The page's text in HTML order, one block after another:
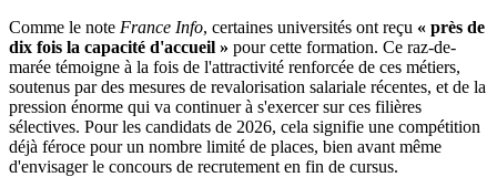
Comme le note France Info, certaines universités ont reçu « près de
dix fois la capacité d'accueil » pour cette formation. Ce raz-de-
marée témoigne à la fois de l'attractivité renforcée de ces métiers,
soutenus par des mesures de revalorisation salariale récentes, et de la
pression énorme qui va continuer à s'exercer sur ces filières
sélectives. Pour les candidats de 2026, cela signifie une compétition
déjà féroce pour un nombre limité de places, bien avant même
d'envisager le concours de recrutement en fin de cursus.